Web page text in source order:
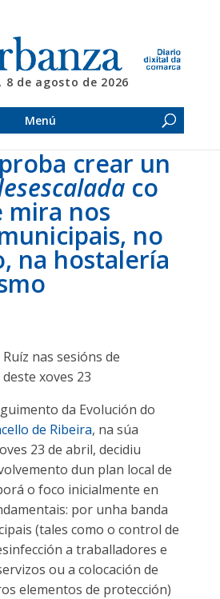
8 de agosto de 2026
Menú
crear un
co
mira nos
no
na hostalería
nas sesións de
xoves 23
da Evolución do
de Ribeira, na súa
23 de abril, decidiu
dun plan local de
o foco inicialmente en
por unha banda
(tales como o control de
a traballadores e
ou a colocación de
elementos de protección)